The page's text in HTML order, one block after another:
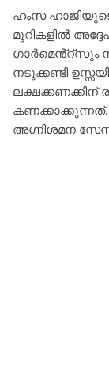
ഹംസ ഹാജിയുടെ
മുറികളിൽ
ഗാർമെൻ്റ്സും
നടുക്കണ്ടി
കണക്കാക്കുന്നത്.
അഗ്നിശമന